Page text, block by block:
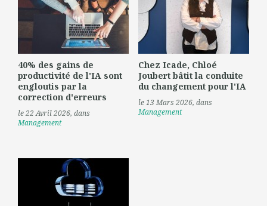
40% des gains de
productivité de l'IA sont
engloutis par la
correction d'erreurs
le 22 Avril 2026, dans
Management
Chez Icade, Chloé
Joubert bâtit la conduite
du changement pour l'IA
le 13 Mars 2026, dans
Management